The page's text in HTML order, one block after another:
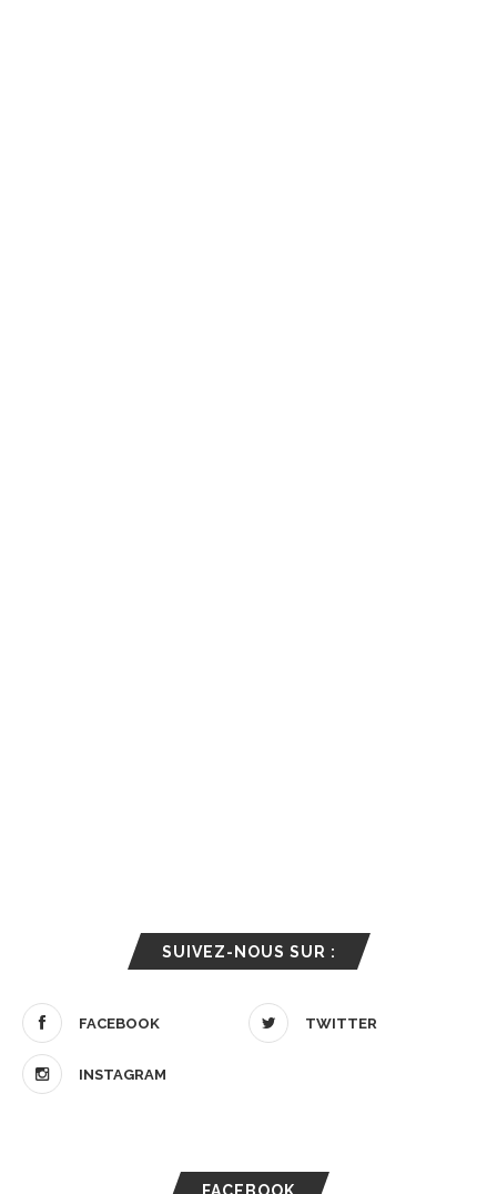
SUIVEZ-NOUS SUR :
FACEBOOK TWITTER
INSTAGRAM
FACEBOOK